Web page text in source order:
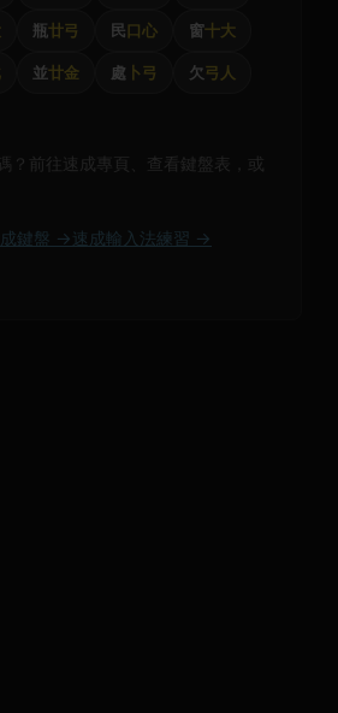
瓶廿弓 民口心 窗十大
並廿金 處 卜弓 欠弓人
？前往速成專頁、查看鍵盤表，或
鍵盤 → 速成輸入法練習 →